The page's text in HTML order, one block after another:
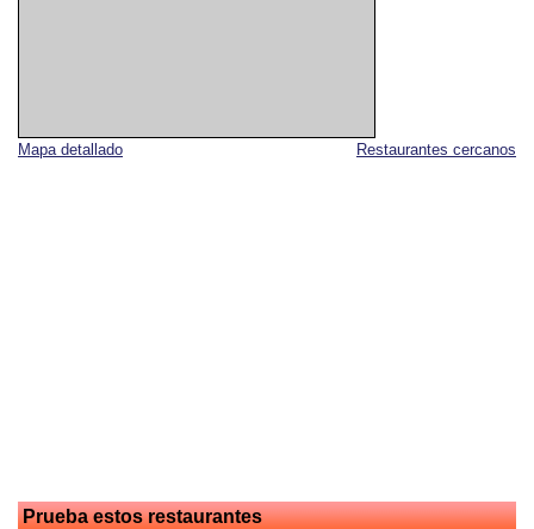
Restaurantes cercanos
Mapa detallado
Prueba estos restaurantes